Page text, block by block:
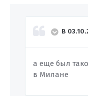
В
а еще был
в Милане